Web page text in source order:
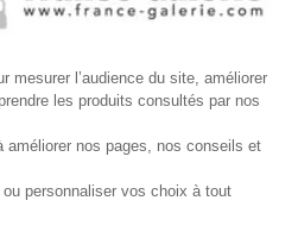
mesurer l’audience du site, améliorer
les produits consultés par nos
améliorer nos pages, nos conseils et
personnaliser vos choix à tout